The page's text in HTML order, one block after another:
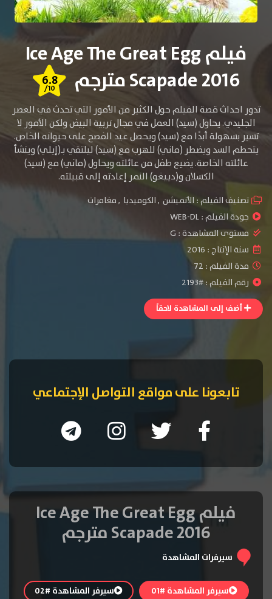
فيلم Ice Age The Great Egg
Scapade 2016 مترجم
6.8
/10
تدور احداث قصة الفيلم حول الكثير من الأمور التي تحدث في العصر
الجليدي. يحاول (سيد) العمل في مجال تربية البيض ولكن الأمور لا
تسير بسهولة أبدًا مع (سيد) ويحصل عيد الفصح على حيوانه الخاص.
يتحطم السد ويضطر (ماني) للهرب مع (سيد) ليلتقي بـ(إيلي) وينشأ
عائلته الخاصة. يضيع طفل من عائلته ويحاول (ماني) مع (سيد)
الكسلان و(دييغو) النمر إعادته إلى قبيلته.
تصنيف الفيلم : الأنميشن ,الكوميديا ,مغامرات
جودة الفيلم :WEB-DL
مستوى المشاهدة : G
سنة الإنتاج : 2016
مدة الفيلم : 72
رقم الفيلم : #2193
أضف إلى المشاهدة لاحقاً
تابعونا على مواقع التواصل الإجتماعي
فيلم Ice Age The Great Egg
Scapade 2016 مترجم
سيرفرات المشاهدة
سيرفر المشاهدة #01 سيرفر المشاهدة #02